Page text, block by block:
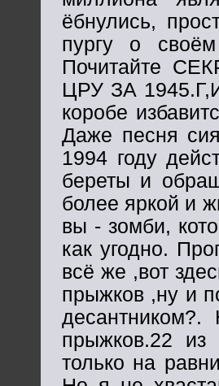
ёбнулись,
пургу о
Почитайте
ЦРУ ЗА
коробе
Даже песня
1994 году
береты и
более яркой и
вы - зомби,
как угодно.
всё же ,вот
прыжков ,ну и
прыжков.22
только на